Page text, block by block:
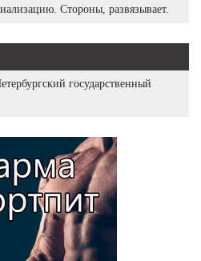
Стороны, развязывает.
государственный